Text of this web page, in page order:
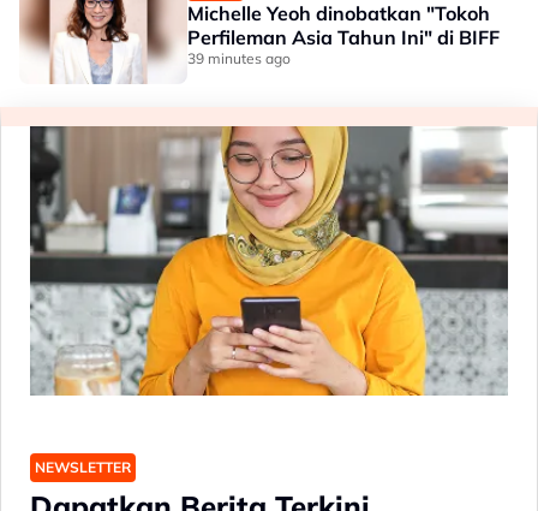
Michelle Yeoh dinobatkan "Tokoh
Perfileman Asia Tahun Ini" di BIFF
39 minutes ago
NEWSLETTER